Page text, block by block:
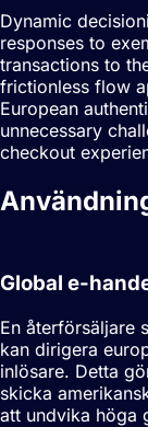
Dynamic
responses to
transactions to
frictionless flow
European
unnecessary
checkout
Global e-
En återförsäljare
kan dirigera
inlösare. Detta
skicka
att undvika höga